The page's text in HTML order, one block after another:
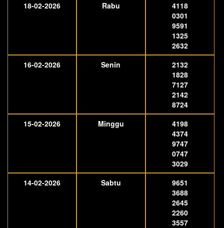
18-02-2026 Rabu
4118
0301
9591
1325
2632
16-02-2026
Senin
2132
1828
7127
2142
8724
15-02-2026
Minggu
4198
4374
9747
0747
3029
14-02-2026
Sabtu
9651
3688
2645
2260
3557